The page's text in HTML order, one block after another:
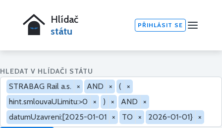
Hlídač
státu
PŘIHLÁSIT SE
HLEDAT V HLÍDAČI STÁTU
STRABAG Rail a.s. × AND × (
×
hint.smlouvaULimitu:>0
× ) × AND
×
datumUzavreni:[2025-01-01 × TO × 2026-01-01} ×